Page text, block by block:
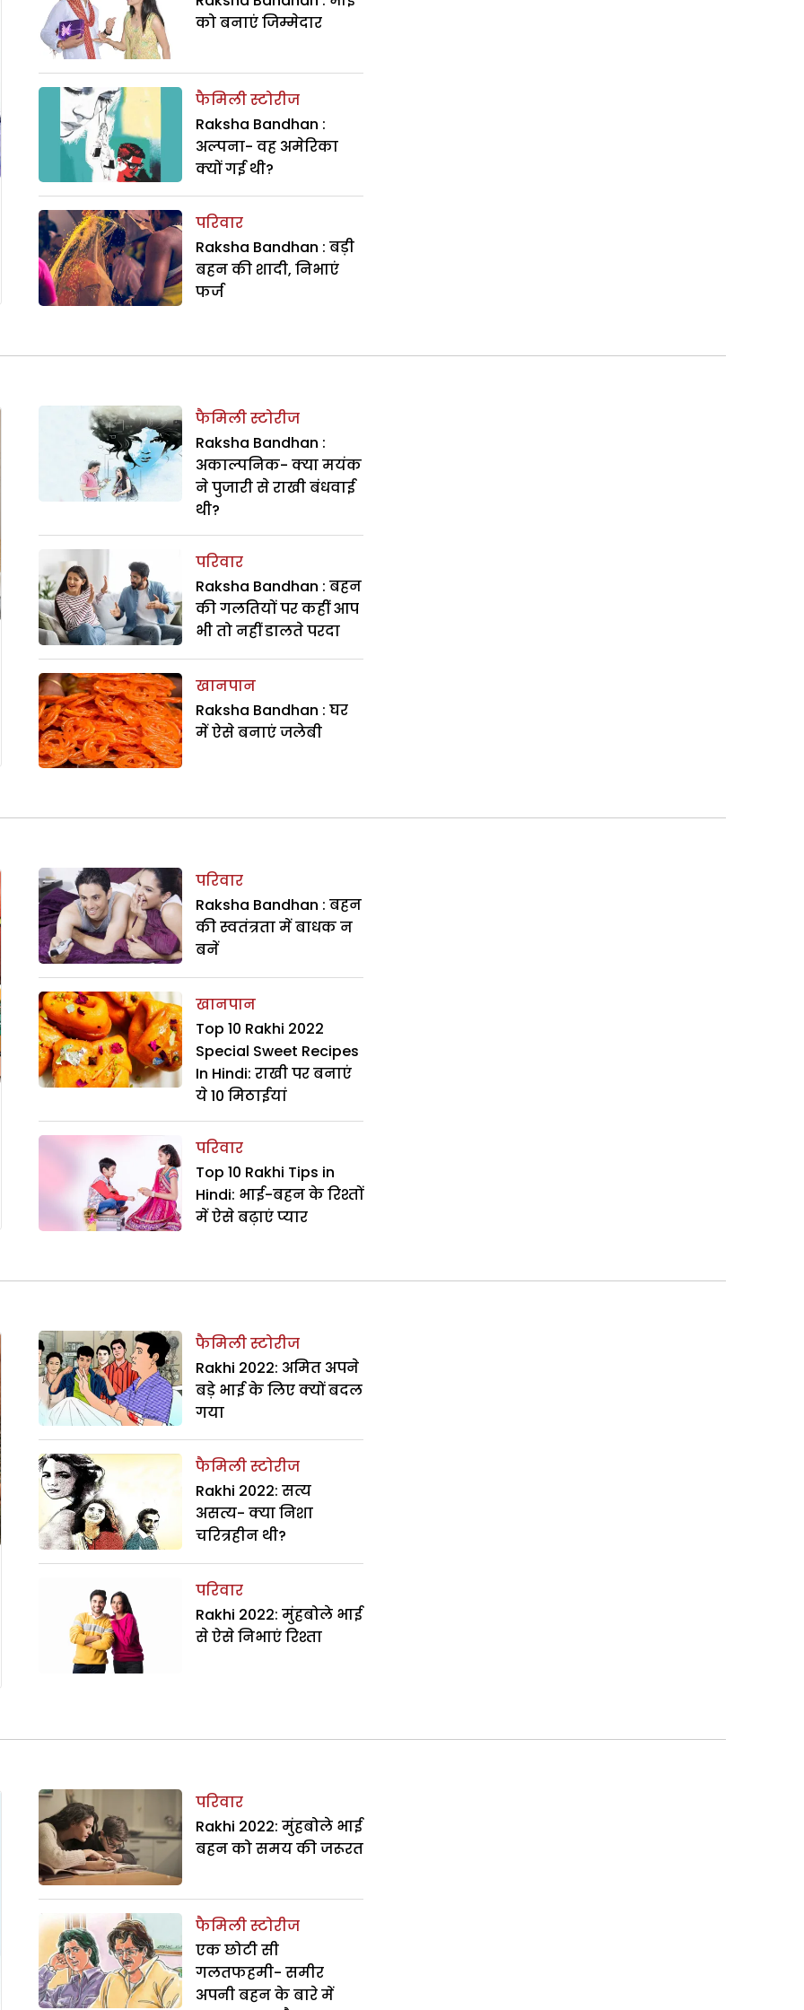
को बनाएं जिम्मेदार
फैमिली स्टोरीज
Raksha Bandhan :
अल्पना- वह अमेरिका
क्यों गई थी?
परिवार
Raksha Bandhan : बड़ी
बहन की शादी, निभाएं
फर्ज
फैमिली स्टोरीज
Raksha Bandhan :
अकाल्पनिक- क्या मयंक
ने पुजारी से राखी बंधवाई
थी?
परिवार
Raksha Bandhan : बहन
की गलतियों पर कहीं आप
भी तो नहीं डालते परदा
खानपान
Raksha Bandhan : घर
में ऐसे बनाएं जलेबी
परिवार
Raksha Bandhan : बहन
की स्वतंत्रता में बाधक न
बनें
खानपान
Top 10 Rakhi 2022
Special Sweet Recipes
In Hindi: राखी पर बनाएं
ये 10 मिठाईयां
परिवार
Top 10 Rakhi Tips in
Hindi: भाई-बहन के रिश्तों
में ऐसे बढ़ाएं प्यार
फैमिली स्टोरीज
Rakhi 2022: अमित अपने
बड़े भाई के लिए क्यों बदल
गया
फैमिली स्टोरीज
Rakhi 2022: सत्य
असत्य- क्या निशा
चरित्रहीन थी?
परिवार
Rakhi 2022: मुंहबोले भाई
से ऐसे निभाएं रिश्ता
परिवार
Rakhi 2022: मुंहबोले भाई
बहन को समय की जरूरत
फैमिली स्टोरीज
एक छोटी सी
गलतफहमी- समीर
अपनी बहन के बारे में